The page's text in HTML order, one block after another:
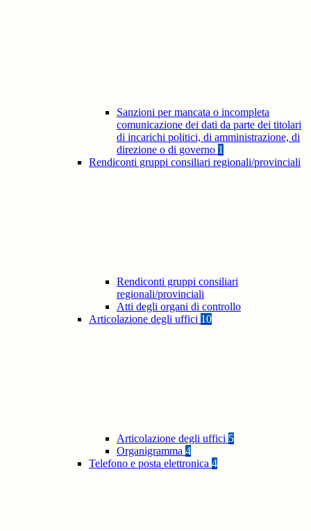
Sanzioni per mancata o incompleta
comunicazione dei dati da parte dei titolari
di incarichi politici, di amministrazione, di
direzione o di governo 1
Rendiconti gruppi consiliari regionali/provinciali
Rendiconti gruppi consiliari
regionali/provinciali
Atti degli organi di controllo
Articolazione degli uffici 10
Articolazione degli uffici 5
Organigramma 4
Telefono e posta elettronica 4